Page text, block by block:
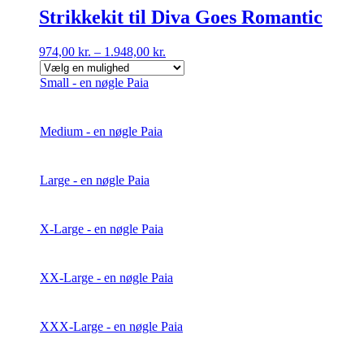
Strikkekit til Diva Goes Romantic
974,00 kr. – 1.948,00 kr.
Small - en nøgle Paia
Medium - en nøgle Paia
Large - en nøgle Paia
X-Large - en nøgle Paia
XX-Large - en nøgle Paia
XXX-Large - en nøgle Paia